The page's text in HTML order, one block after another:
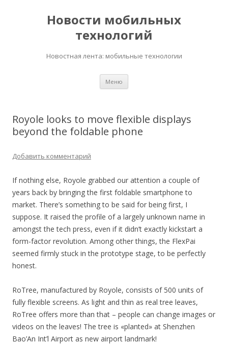
Новости мобильных
технологий
Новостная лента: мобильные технологии
Меню
Royole looks to move flexible displays
beyond the foldable phone
Добавить комментарий
If nothing else, Royole grabbed our attention a couple of
years back by bringing the first foldable smartphone to
market. There’s something to be said for being first, I
suppose. It raised the profile of a largely unknown name in
amongst the tech press, even if it didn’t exactly kickstart a
form-factor revolution. Among other things, the FlexPai
seemed firmly stuck in the prototype stage, to be perfectly
honest.
RoTree, manufactured by Royole, consists of 500 units of
fully flexible screens. As light and thin as real tree leaves,
RoTree offers more than that – people can change images or
videos on the leaves! The tree is «planted» at Shenzhen
Bao’An Int’l Airport as new airport landmark!